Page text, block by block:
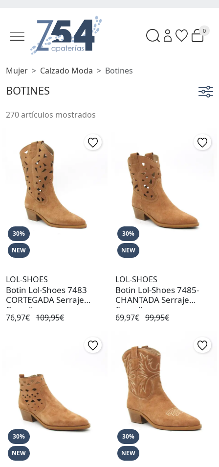
0
Mujer Calzado Moda Botines
BOTINES
270 artículos mostrados
30%
NEW
LOL-SHOES
Botin Lol-Shoes 7483
CORTEGADA Serraje
Camello
76,97€ 109,95€
30%
NEW
LOL-SHOES
Botin Lol-Shoes 7485-
CHANTADA Serraje
Camello
69,97€ 99,95€
30%
NEW
30%
NEW